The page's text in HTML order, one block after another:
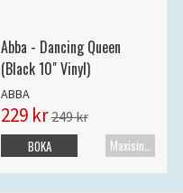
Abba - Dancing Queen
(Black 10" Vinyl)
ABBA
229 kr249 kr
Maxisingel
BOKA